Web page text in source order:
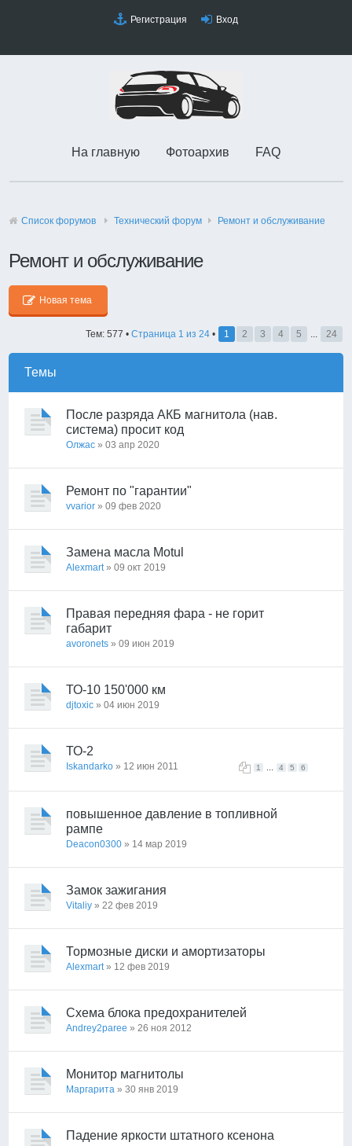
Регистрация Вход
На главную Фотоархив FAQ
Список форумов Технический форyм Ремонт и обслуживание
Ремонт и обслуживание
Новая тема
Тем: 577 • Страница 1 из 24• 1 2 3 4 5 ... 24
Темы
После разряда АКБ магнитола (нав.
система) просит код
Олжас » 03 апр 2020
Ремонт по "гарантии"
vvarior » 09 фев 2020
Замена масла Motul
Alexmart» 09 окт 2019
Правая передняя фара - не горит
габарит
avoronets » 09 июн 2019
ТО-10 150'000 км
djtoxic » 04 июн 2019
ТО-2
1 4 5 6
Iskandarko » 12 июн 2011
повышенное давление в топливной
рампе
Deacon0300 » 14 мар 2019
Замок зажигания
Vitaliy » 22 фев 2019
Тормозные диски и амортизаторы
Alexmart» 12 фев 2019
Схема блока предохранителей
Andrey2paree » 26 ноя 2012
Монитор магнитолы
Маргарита » 30 янв 2019
Падение яркости штатного ксенона